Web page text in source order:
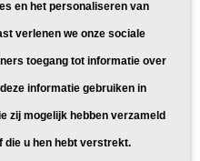
en het personaliseren van
verlenen we onze sociale
toegang tot informatie over
informatie gebruiken in
zij mogelijk hebben verzameld
die u hen hebt verstrekt.